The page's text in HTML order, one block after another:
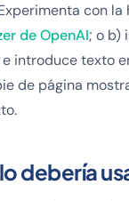
con la
de OpenAI; o b)
introduce texto
de página
debería